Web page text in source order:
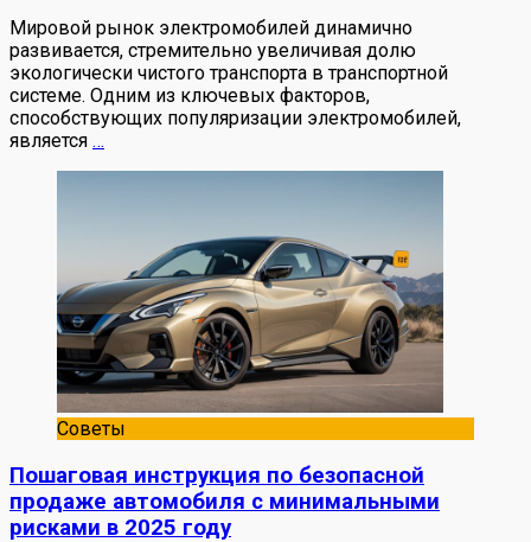
Мировой рынок электромобилей динамично
развивается, стремительно увеличивая долю
экологически чистого транспорта в транспортной
системе. Одним из ключевых факторов,
способствующих популяризации электромобилей,
является …
Советы
Пошаговая инструкция по безопасной
продаже автомобиля с минимальными
рисками в 2025 году